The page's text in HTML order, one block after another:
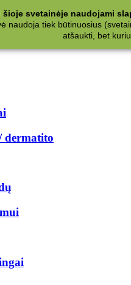
dermatito
svetainėje naudojami
naudoja tiek būtinuosius
atšaukti, bet